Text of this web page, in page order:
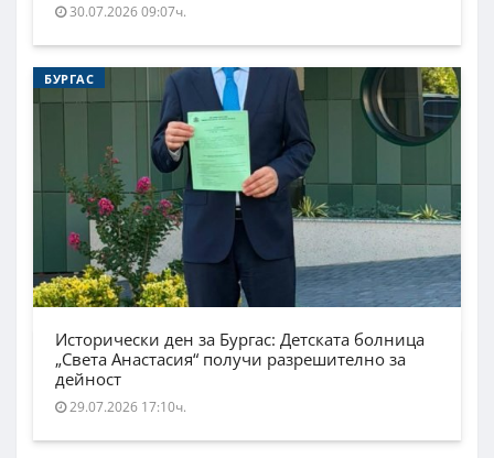
30.07.2026 09:07ч.
БУРГАС
Исторически ден за Бургас: Детската болница
„Света Анастасия“ получи разрешително за
дейност
29.07.2026 17:10ч.